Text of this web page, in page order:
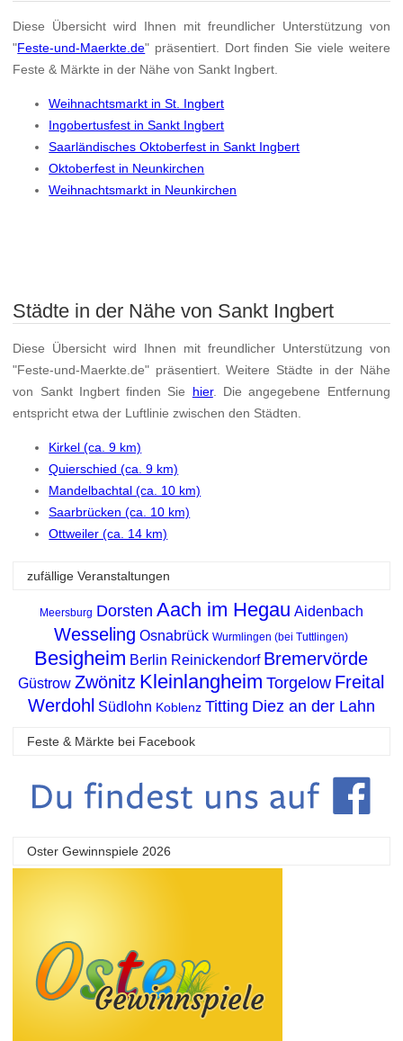
Diese Übersicht wird Ihnen mit freundlicher Unterstützung von
"Feste-und-Maerkte.de" präsentiert. Dort finden Sie viele weitere
Feste & Märkte in der Nähe von Sankt Ingbert.
Weihnachtsmarkt in St. Ingbert
Ingobertusfest in Sankt Ingbert
Saarländisches Oktoberfest in Sankt Ingbert
Oktoberfest in Neunkirchen
Weihnachtsmarkt in Neunkirchen
Städte in der Nähe von Sankt Ingbert
Diese Übersicht wird Ihnen mit freundlicher Unterstützung von
"Feste-und-Maerkte.de" präsentiert. Weitere Städte in der Nähe
von Sankt Ingbert finden Sie hier. Die angegebene Entfernung
entspricht etwa der Luftlinie zwischen den Städten.
Kirkel (ca. 9 km)
Quierschied (ca. 9 km)
Mandelbachtal (ca. 10 km)
Saarbrücken (ca. 10 km)
Ottweiler (ca. 14 km)
zufällige Veranstaltungen
Meersburg Dorsten Aach im Hegau Aidenbach
Wesseling Osnabrück Wurmlingen (bei Tuttlingen)
Besigheim Berlin Reinickendorf Bremervörde
Güstrow Zwönitz Kleinlangheim Torgelow Freital
Werdohl Südlohn Koblenz Titting Diez an der Lahn
Feste & Märkte bei Facebook
Oster Gewinnspiele 2026